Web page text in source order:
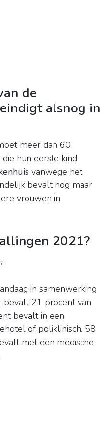
de
alsnog in
meer dan 60
hun eerste kind
vanwege het
bevalt nog maar
vrouwen in
2021?
in samenwerking
bevalt 21 procent van
bevalt in een
of poliklinisch. 58
met een medische